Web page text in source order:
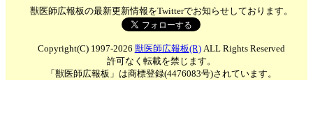
獣医師広報板の最新更新情報をTwitterでお知らせしております。
Copyright(C) 1997-2026 獣医師広報板(R)ALL Rights Reserved
許可なく転載を禁じます。
「獣医師広報板」は商標登録(4476083号)されています。